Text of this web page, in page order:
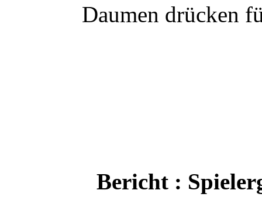
Daumen drücken
Bericht :